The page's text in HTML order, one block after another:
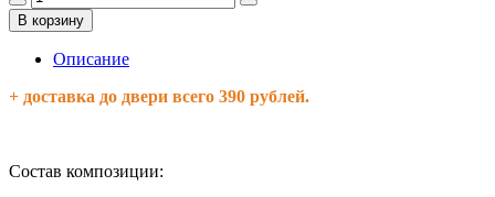
В корзину
Описание
+ доставка до двери всего 390 рублей.
Состав композиции: